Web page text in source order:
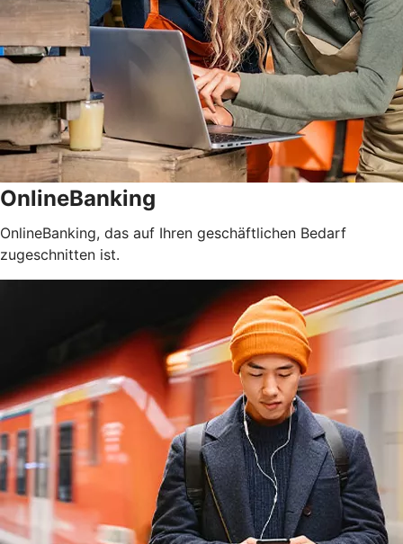
OnlineBanking
OnlineBanking, das auf Ihren geschäftlichen Bedarf
zugeschnitten ist.